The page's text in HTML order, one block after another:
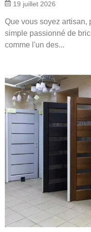
19 juillet 2026
Que vous soyez artisan,
simple passionné de
comme l'un des...